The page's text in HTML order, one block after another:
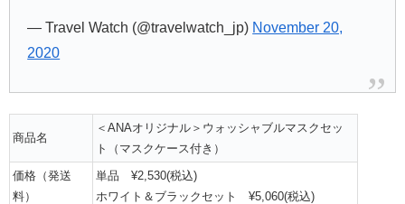
— Travel Watch (@travelwatch_jp) November 20,
2020
商品名
＜ANAオリジナル＞ウォッシャブルマスクセッ
ト（マスクケース付き）
価格（発送
料）
単品 ¥2,530(税込)
ホワイト＆ブラックセット ¥5,060(税込)